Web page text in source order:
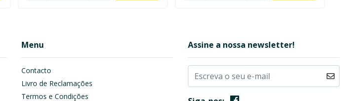
Menu
Contacto
Livro de Reclamações
Termos e Condições
Assine a nossa newsletter!